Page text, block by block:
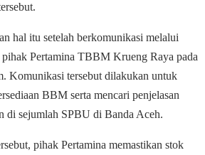
hal itu setelah berkomunikasi melalui
Pertamina TBBM Krueng Raya pada
Komunikasi tersebut dilakukan untuk
BBM serta mencari penjelasan
di sejumlah SPBU di Banda Aceh.
pihak Pertamina memastikan stok